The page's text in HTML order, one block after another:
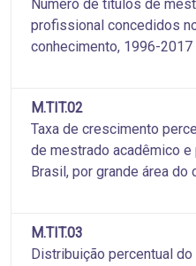
Número de títulos de
profissional concedidos
conhecimento, 1996-2017
M.TIT.02
Taxa de crescimento
de mestrado acadêmico
Brasil, por grande área
M.TIT.03
Distribuição percentual